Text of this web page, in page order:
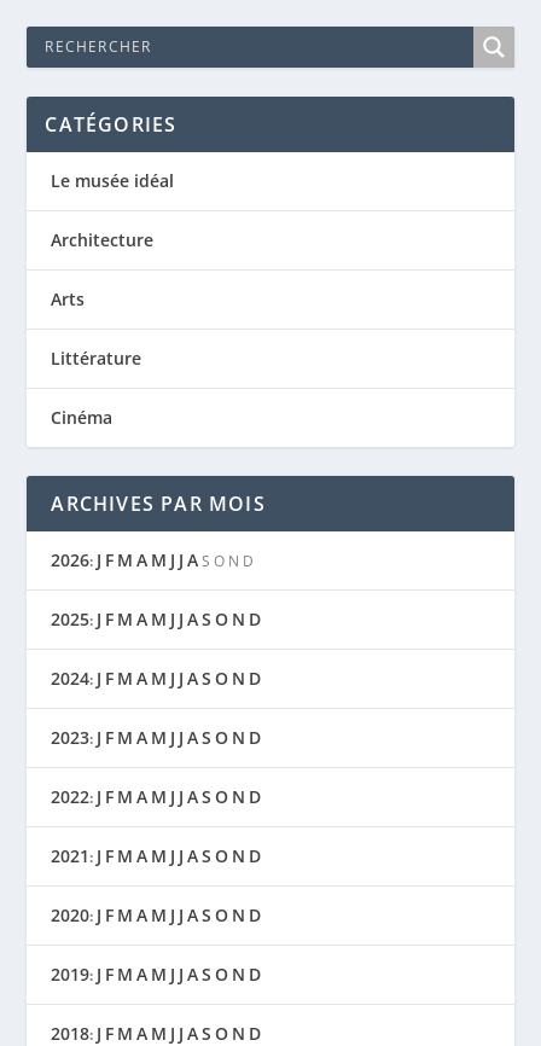
CATÉGORIES
Le musée idéal
Architecture
Arts
Littérature
Cinéma
ARCHIVES PAR MOIS
2026: J F M A M J J A S O N D
2025: J F M A M J J AS O N D
2024: J F M A M J J AS O N D
2023: J F M A M J J AS O N D
2022: J F M A M J J AS O N D
2021: J F M A M J J AS O N D
2020: J F M A M J J AS O N D
2019: J F M A M J J AS O N D
2018: J F M A M J J AS O N D